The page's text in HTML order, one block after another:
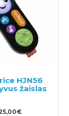
HJN56
žaislas